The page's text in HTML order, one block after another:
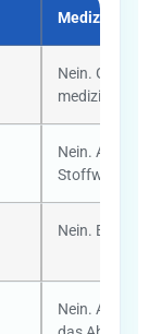
Nein.
Nein.
Nein.
Nein. Auch